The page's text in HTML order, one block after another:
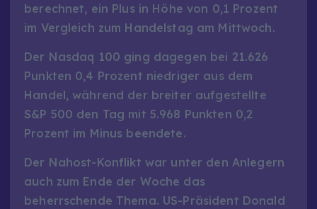
berechnet, ein Plus in Höhe von 0,1 Prozent
im Vergleich zum Handelstag am Mittwoch.
Der Nasdaq 100 ging dagegen bei 21.626
Punkten 0,4 Prozent niedriger aus dem
Handel, während der breiter aufgestellte
S&P 500 den Tag mit 5.968 Punkten 0,2
Prozent im Minus beendete.
Der Nahost-Konflikt war unter den Anlegern
auch zum Ende der Woche das
beherrschende Thema. US-Präsident Donald